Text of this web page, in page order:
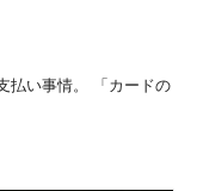
払い事情。 「カードの